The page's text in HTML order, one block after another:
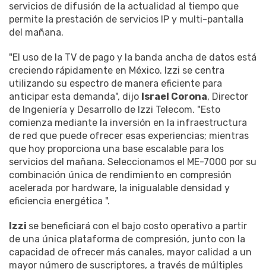
servicios de difusión de la actualidad al tiempo que
permite la prestación de servicios IP y multi-pantalla
del mañana.
"El uso de la TV de pago y la banda ancha de datos está
creciendo rápidamente en México. Izzi se centra
utilizando su espectro de manera eficiente para
anticipar esta demanda", dijo Israel Corona, Director
de Ingeniería y Desarrollo de Izzi Telecom. "Esto
comienza mediante la inversión en la infraestructura
de red que puede ofrecer esas experiencias; mientras
que hoy proporciona una base escalable para los
servicios del mañana. Seleccionamos el ME-7000 por su
combinación única de rendimiento en compresión
acelerada por hardware, la inigualable densidad y
eficiencia energética ".
Izzi se beneficiará con el bajo costo operativo a partir
de una única plataforma de compresión, junto con la
capacidad de ofrecer más canales, mayor calidad a un
mayor número de suscriptores, a través de múltiples